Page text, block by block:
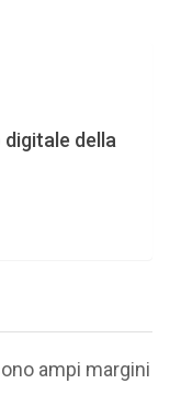
della
ampi margini